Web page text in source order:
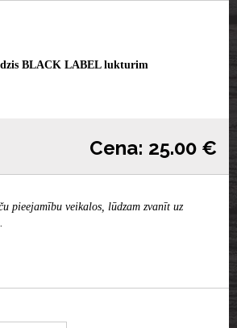
BLACK LABEL lukturim
Cena: 25.00 €
pieejamību veikalos, lūdzam zvanīt uz